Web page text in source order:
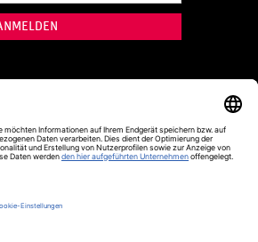
(D)
Festnetz